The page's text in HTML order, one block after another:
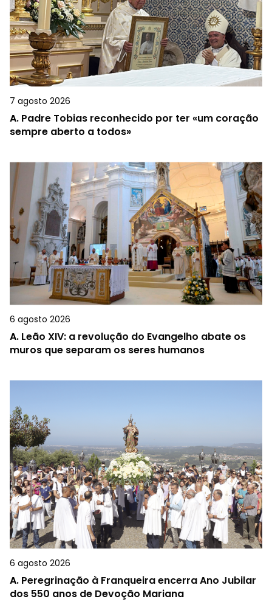
7 agosto 2026
A. Padre Tobias reconhecido por ter «um coração
sempre aberto a todos»
6 agosto 2026
A. Leão XIV: a revolução do Evangelho abate os
muros que separam os seres humanos
6 agosto 2026
A. Peregrinação à Franqueira encerra Ano Jubilar
dos 550 anos de Devoção Mariana